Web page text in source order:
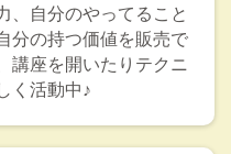
、自分のやってること
分の持つ価値を販売で
講座を開いたりテクニ
く活動中♪